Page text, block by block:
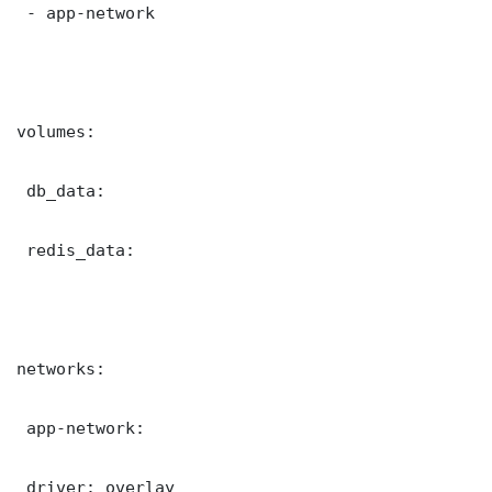
- app-network
volumes:
db_data:
redis_data:
networks:
app-network:
driver: overlay